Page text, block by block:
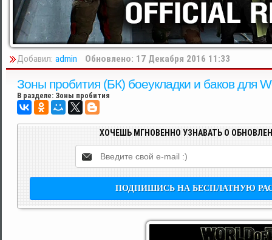
Добавил: admin Обновлено: 17 Декабря 2016 11:33
Зоны пробития (БК) боеукладки и баков для
В разделе: Зоны пробития
ХОЧЕШЬ МГНОВЕННО УЗНАВАТЬ О